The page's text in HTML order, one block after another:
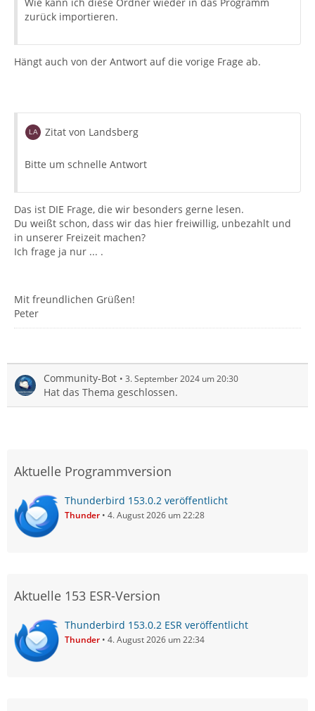
zurück importieren.
Hängt auch von der Antwort auf die vorige Frage ab.
Zitat von Landsberg
Bitte um schnelle Antwort
Das ist DIE Frage, die wir besonders gerne lesen.
Du weißt schon, dass wir das hier freiwillig, unbezahlt und
in unserer Freizeit machen?
Ich frage ja nur ... .
Mit freundlichen Grüßen!
Peter
Community-Bot 3. September 2024 um 20:30
Hat das Thema geschlossen.
Aktuelle Programmversion
Thunderbird 153.0.2 veröffentlicht
Thunder 4. August 2026 um 22:28
Aktuelle 153 ESR-Version
Thunderbird 153.0.2 ESR veröffentlicht
Thunder 4. August 2026 um 22:34